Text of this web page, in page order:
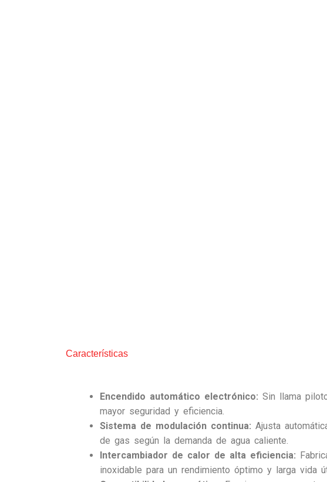
Características
Encendido automático electrónico: Sin llama
mayor seguridad y eficiencia.
Sistema de modulación continua: Ajusta
de gas según la demanda de agua caliente.
Intercambiador de calor de alta eficiencia:
inoxidable para un rendimiento óptimo y larga vida